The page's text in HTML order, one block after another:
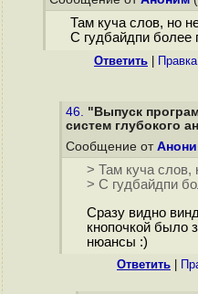
Там куча слов, но
С гудбайдпи более
Ответить Правка
46. "Выпуск
систем глубокого
Сообщение от
> Там куча слов,
> С гудбайдпи
Сразу видно
кнопочкой было
нюансы :)
Ответить